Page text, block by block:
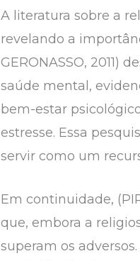
A literatura sobre a
revelando a
GERONASSO,
saúde mental,
bem-estar
estresse. Essa
servir como um
Em continuidade,
que, embora a
superam os